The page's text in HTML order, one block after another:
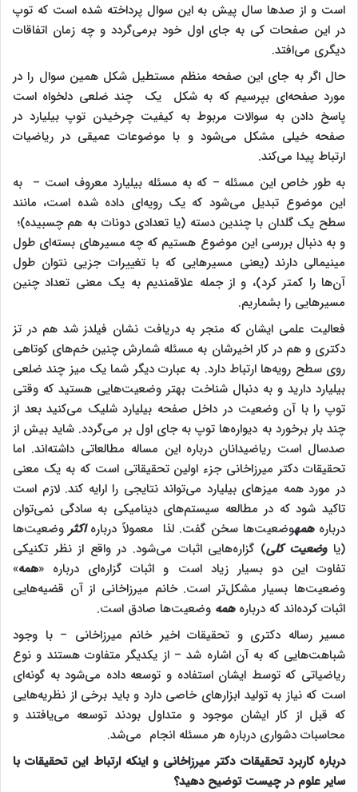
است و از صدها سال پیش به این سوال پرداخته شده است که توپ
در این صفحات کی به جای اول خود برمی‌گردد و چه زمان اتفاقات
دیگری می‌افتد.
حال اگر به جای این صفحه منظم مستطیل شکل همین سوال را در
مورد صفحه‌ای بپرسیم که به شکل یک چند ضلعی دلخواه است
پاسخ دادن به سوالات مربوط به کیفیت چرخیدن توپ بیلیارد در
صفحه خیلی مشکل می‌شود و با موضوعات عمیقی در ریاضیات
ارتباط پیدا می‌کند.
به طور خاص این مسئله – که به مسئله بیلیارد معروف است – به
این موضوع تبدیل می‌شود که یک رویه‌ای داده شده است، مانند
سطح یک گلدان با چندین دسته (یا تعدادی دونات به هم چسبیده)؛
و به دنبال بررسی این موضوع هستیم که چه مسیرهای بسته‌ای طول
مینیمالی دارند (یعنی مسیرهایی که با تغییرات جزیی نتوان طول
آن‌ها را کمتر کرد)، و از جمله علاقمندیم به یک معنی تعداد چنین
مسیرهایی را بشماریم.
فعالیت علمی ایشان که منجر به دریافت نشان فیلدز شد هم در تز
دکتری و هم در کار اخیرشان به مسئله شمارش چنین خم‌های کوتاهی
روی سطح رویه‌ها ارتباط دارد. به عبارت دیگر شما یک میز چند ضلعی
بیلیارد دارید و به دنبال شناخت بهتر وضعیت‌هایی هستید که وقتی
توپ را با آن وضعیت در داخل صفحه بیلیارد شلیک می‌کنید بعد از
چند بار برخورد به دیواره‌ها توپ به جای اول بر می‌گردد. شاید بیش از
صدسال است ریاضیدانان درباره این مساله مطالعاتی داشته‌اند. اما
تحقیقات دکتر میرزاخانی جزء اولین تحقیقاتی است که به یک معنی
در مورد همه میزهای بیلیارد می‌تواند نتایجی را ارایه کند. لازم است
تاکید شود که در مطالعه سیستم‌های دینامیکی به سادگی نمی‌توان
دربارههمهوضعیت‌ها سخن گفت. لذا معمولاً دربارهاکثروضعیت‌ها
(یاوضعیت کلی) گزاره‌هایی اثبات می‌شود. در واقع از نظر تکنیکی
تفاوت این دو بسیار زیاد است و اثبات گزاره‌ای درباره «همه»
وضعیت‌ها بسیار مشکل‌تر است. خانم میرزاخانی از آن قضیه‌هایی
اثبات کرده‌اند که دربارههمه وضعیت‌ها صادق است.
مسیر رساله دکتری و تحقیقات اخیر خانم میرزاخانی – با وجود
شباهت‌هایی که به آن اشاره شد – از یکدیگر متفاوت هستند و نوع
ریاضیاتی که توسط ایشان استفاده و توسعه داده می‌شود به گونه‌ای
است که نیاز به تولید ابزارهای خاصی دارد و باید برخی از نظریه‌هایی
که قبل از کار ایشان موجود و متداول بودند توسعه می‌یافتند و
محاسبات دشواری درباره هر مسئله انجام می‌شد.
درباره کاربرد تحقیقات دکتر میرزاخانی و اینکه ارتباط این تحقیقات با
سایر علوم در چیست توضیح دهید؟